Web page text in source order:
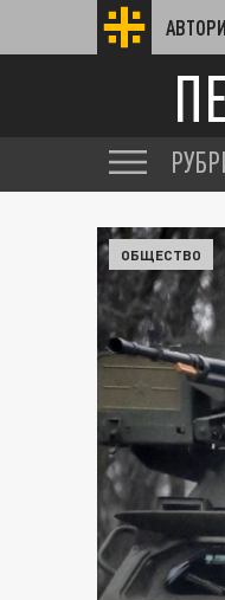
ОБЩЕСТВО